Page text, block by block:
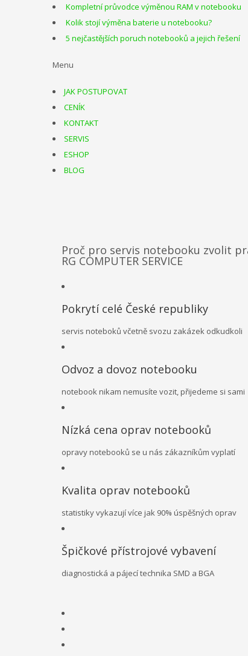
Kompletní průvodce výměnou RAM v notebooku
Kolik stojí výměna baterie u notebooku?
5 nejčastějších poruch notebooků a jejich řešení
Menu
JAK POSTUPOVAT
CENÍK
KONTAKT
SERVIS
ESHOP
BLOG
Proč pro servis notebooku zvolit
RG COMPUTER SERVICE
Pokrytí celé České republiky
servis noteboků včetně svozu zakázek odkudkoli
Odvoz a dovoz notebooku
notebook nikam nemusíte vozit, přijedeme si sami
Nízká cena oprav notebooků
opravy notebooků se u nás zákazníkům vyplatí
Kvalita oprav notebooků
statistiky vykazují více jak 90% úspěšných oprav
Špičkové přístrojové vybavení
diagnostická a pájecí technika SMD a BGA